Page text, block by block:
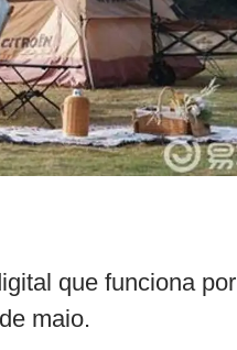
que funciona por
maio.